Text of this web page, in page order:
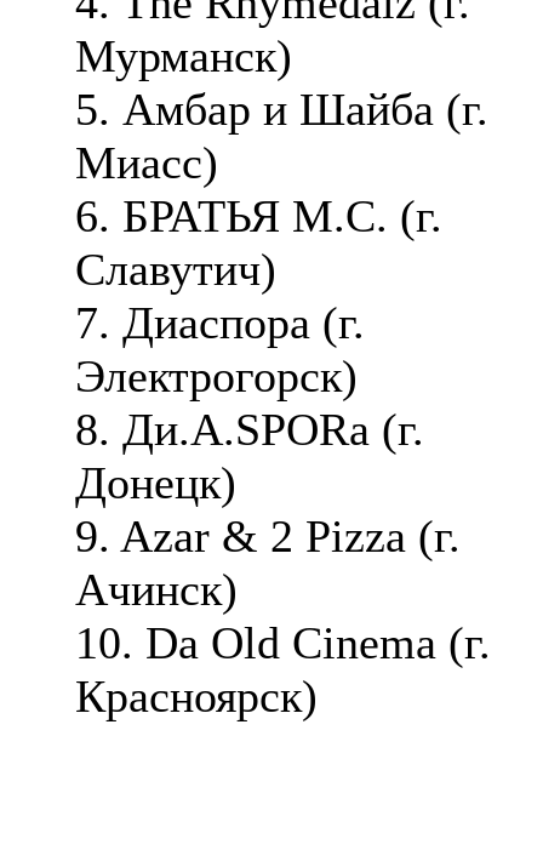
Мурманск)
5. Амбар и Шайба (г.
Миасс)
6. БРАТЬЯ М.С. (г.
Славутич)
7. Диаспора (г.
Электрогорск)
8. Ди.А.SPORa (г.
Донецк)
9. Azar & 2 Pizza (г.
Ачинск)
10. Da Old Cinema (г.
Красноярск)